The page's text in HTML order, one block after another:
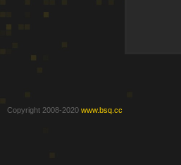
Copyright 2008-2020 www.bsq.cc